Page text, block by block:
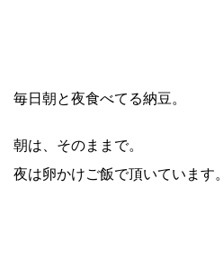
毎日朝と夜食べてる納豆。
朝は、そのままで。
夜は卵かけご飯で頂いています。